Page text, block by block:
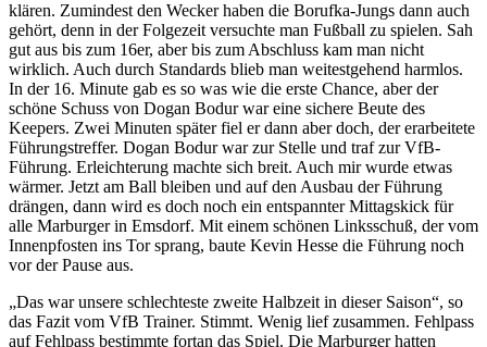
klären. Zumindest den Wecker haben die Borufka-Jungs dann auch
gehört, denn in der Folgezeit versuchte man Fußball zu spielen. Sah
gut aus bis zum 16er, aber bis zum Abschluss kam man nicht
wirklich. Auch durch Standards blieb man weitestgehend harmlos.
In der 16. Minute gab es so was wie die erste Chance, aber der
schöne Schuss von Dogan Bodur war eine sichere Beute des
Keepers. Zwei Minuten später fiel er dann aber doch, der erarbeitete
Führungstreffer. Dogan Bodur war zur Stelle und traf zur VfB-
Führung. Erleichterung machte sich breit. Auch mir wurde etwas
wärmer. Jetzt am Ball bleiben und auf den Ausbau der Führung
drängen, dann wird es doch noch ein entspannter Mittagskick für
alle Marburger in Emsdorf. Mit einem schönen Linksschuß, der vom
Innenpfosten ins Tor sprang, baute Kevin Hesse die Führung noch
vor der Pause aus.
„Das war unsere schlechteste zweite Halbzeit in dieser Saison“, so
das Fazit vom VfB Trainer. Stimmt. Wenig lief zusammen. Fehlpass
auf Fehlpass bestimmte fortan das Spiel. Die Marburger hatten